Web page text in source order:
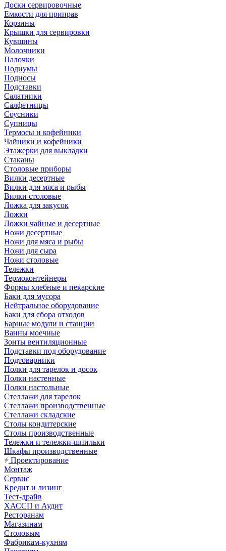
Доски сервировочные
Емкости для приправ
Корзины
Крышки для сервировки
Кувшины
Молочники
Палочки
Подиумы
Подносы
Подставки
Салатники
Салфетницы
Соусники
Супницы
Термосы и кофейники
Чайники и кофейники
Этажерки для выкладки
Стаканы
Столовые приборы
Вилки десертные
Вилки для мяса и рыбы
Вилки столовые
Ложка для закусок
Ложки
Ложки чайные и десертные
Ножи десертные
Ножи для мяса и рыбы
Ножи для сыра
Ножи столовые
Тележки
Термоконтейнеры
Формы хлебные и пекарские
Баки для мусора
Нейтральное оборудование
Баки для сбора отходов
Барные модули и станции
Ванны моечные
Зонты вентиляционные
Подставки под оборудование
Подтоварники
Полки для тарелок и досок
Полки настенные
Полки настольные
Стеллажи для тарелок
Стеллажи производственные
Стеллажи складские
Столы кондитерские
Столы производственные
Тележки и тележки-шпильки
Шкафы производственные
Проектирование
Монтаж
Сервис
Кредит и лизинг
Тест-драйв
ХАССП и Аудит
Ресторанам
Магазинам
Столовым
Фабрикам-кухням